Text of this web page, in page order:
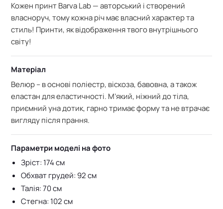
Кожен принт Barva Lab — авторський і створений
власноруч, тому кожна річ має власний характер та
стиль! Принти, як відображення твого внутрішнього
світу!
Матеріал
Велюр – в основі поліестр, віскоза, бавовна, а також
еластан для еластичності. М’який, ніжний до тіла,
приємний уна дотик, гарно тримає форму та не втрачає
вигляду після прання.
Параметри моделі на фото
Зріст: 174 см
Обхват грудей: 92 см
Талія: 70 см
Стегна: 102 см